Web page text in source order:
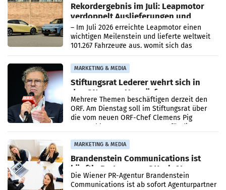
Rekordergebnis im Juli: Leapmotor
verdoppelt Auslieferungen und
überschreitet die 100.000er-Marke
– Im Juli 2026 erreichte Leapmotor einen
wichtigen Meilenstein und lieferte weltweit
101.267 Fahrzeuge aus, womit sich das
Ergebnis gegenüber Juli 2025 mehr als
verdoppelte (+102
MARKETING & MEDIA
Stiftungsrat Lederer wehrt sich in
den SN gegen Vorwürfe
Mehrere Themen beschäftigen derzeit den
ORF. Am Dienstag soll im Stiftungsrat über
die vom neuen ORF-Chef Clemens Pig
vorgeschlagenen Besetzungen für die
MARKETING & MEDIA
Brandenstein Communications ist
künftig Partner von OtterlyAI
Die Wiener PR-Agentur Brandenstein
Communications ist ab sofort Agenturpartner